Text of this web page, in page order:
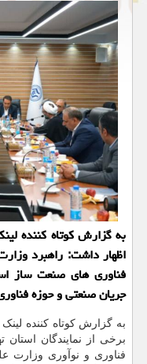
به گزارش کوتاه کننده
اظهار داشت: راهبرد
فناوری های صنعت ساز
جریان صنعتی و حوزه
به گزارش کوتاه کننده
برخی از نمایندگان
فناوری و نوآوری وزارت